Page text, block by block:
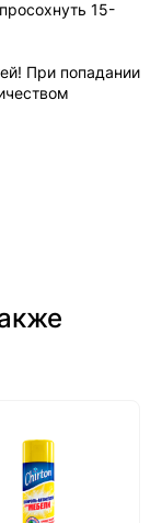
15-
При попадании